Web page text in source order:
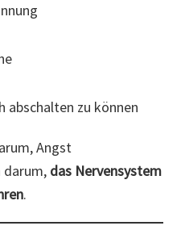
abschalten zu können
Angst
darum, das Nervensystem
.